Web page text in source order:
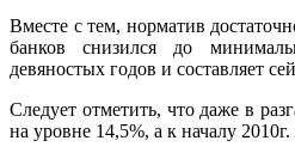
Вместе с тем, норматив
банков снизился до
девяностых годов и составляет
Следует отметить, что даже в
на уровне 14,5%, а к началу